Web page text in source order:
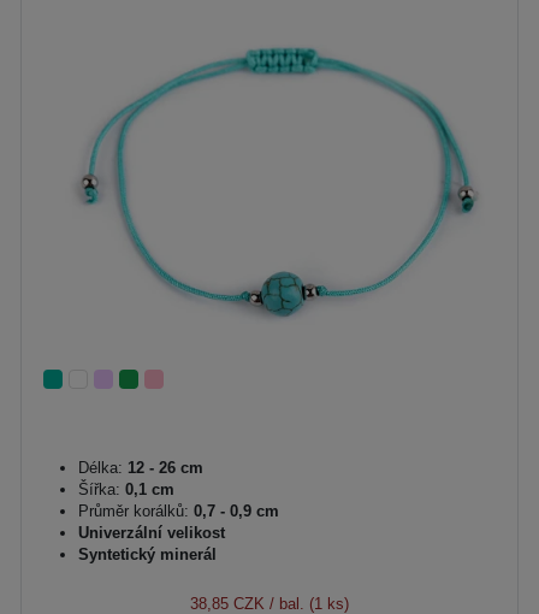
Délka: 12 - 26 cm
Šířka: 0,1 cm
Průměr korálků: 0,7 - 0,9 cm
Univerzální velikost
Syntetický minerál
38,85 CZK / bal. (1 ks)